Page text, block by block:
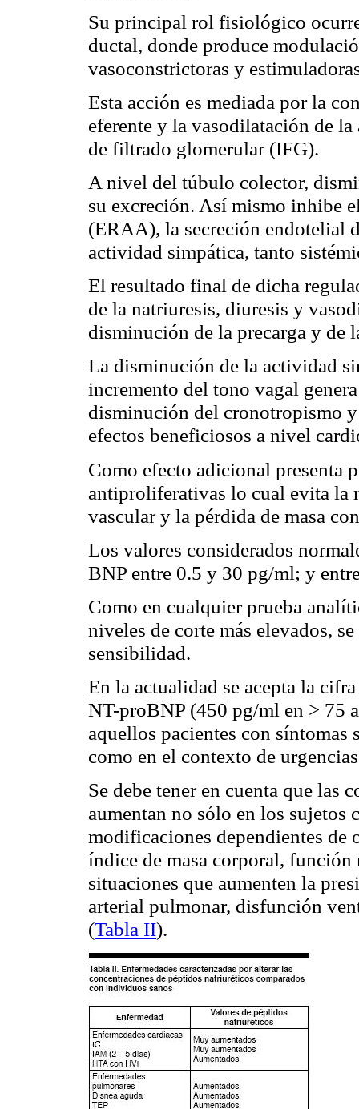
Su principal rol fisiológico
ductal, donde produce
vasoconstrictoras y
Esta acción es mediada por la
eferente y la vasodilatación de
de filtrado glomerular (IFG).
A nivel del túbulo colector,
su excreción. Así mismo inhibe
(ERAA), la secreción endotelial
actividad simpática, tanto
El resultado final de dicha
de la natriuresis, diuresis y
disminución de la precarga y de
La disminución de la actividad
incremento del tono vagal
disminución del cronotropismo
efectos beneficiosos a nivel
Como efecto adicional presenta
antiproliferativas lo cual evita la
vascular y la pérdida de masa
Los valores considerados
BNP entre 0.5 y 30 pg/ml; y
Como en cualquier prueba
niveles de corte más elevados,
sensibilidad.
En la actualidad se acepta la
NT-proBNP (450 pg/ml en > 75
aquellos pacientes con
como en el contexto de
Se debe tener en cuenta que las
aumentan no sólo en los sujetos
modificaciones dependientes de
índice de masa corporal,
situaciones que aumenten la
arterial pulmonar, disfunción
(Tabla II).